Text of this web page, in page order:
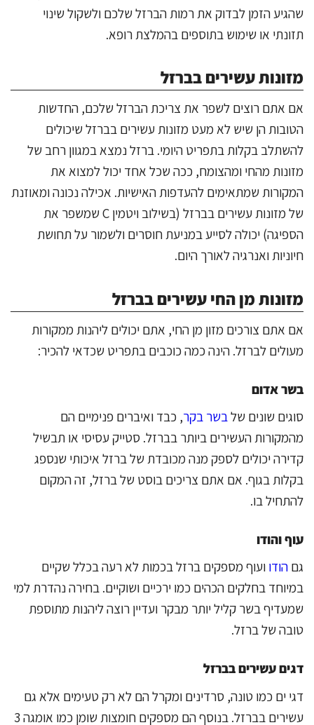
שהגיע הזמן לבדוק את רמות הברזל שלכם ולשקול שינוי
תזונתי או שימוש בתוספים בהמלצת רופא.
מזונות עשירים בברזל
אם אתם רוצים לשפר את צריכת הברזל שלכם, החדשות
הטובות הן שיש לא מעט מזונות עשירים בברזל שיכולים
להשתלב בקלות בתפריט היומי. ברזל נמצא במגוון רחב של
מזונות מהחי ומהצומח, ככה שכל אחד יכול למצוא את
המקורות שמתאימים להעדפות האישיות. אכילה נכונה ומאוזנת
של מזונות עשירים בברזל (בשילוב ויטמין C שמשפר את
הספיגה) יכולה לסייע במניעת חוסרים ולשמור על תחושת
חיוניות ואנרגיה לאורך היום.
מזונות מן החי עשירים בברזל
אם אתם צורכים מזון מן החי, אתם יכולים ליהנות ממקורות
מעולים לברזל. הינה כמה כוכבים בתפריט שכדאי להכיר:
בשר אדום
סוגים שונים שלבשר בקר, כבד ואיברים פנימיים הם
מהמקורות העשירים ביותר בברזל. סטייק עסיסי או תבשיל
קדירה יכולים לספק מנה מכובדת של ברזל איכותי שנספג
בקלות בגוף. אם אתם צריכים בוסט של ברזל, זה המקום
להתחיל בו.
עוף והודו
גם הודו ועוף מספקים ברזל בכמות לא רעה בכלל שקיים
במיוחד בחלקים הכהים כמו ירכיים ושוקיים. בחירה נהדרת למי
שמעדיף בשר קליל יותר מבקר ועדיין רוצה ליהנות מתוספת
טובה של ברזל.
דגים עשירים בברזל
דגי ים כמו טונה, סרדינים ומקרל הם לא רק טעימים אלא גם
עשירים בברזל. בנוסף הם מספקים חומצות שומן כמו אומגה 3